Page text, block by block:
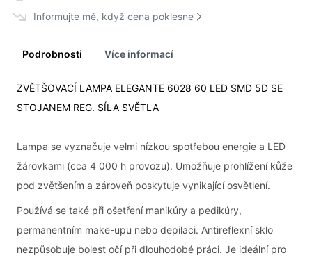
Informujte mě, když cena poklesne
Podrobnosti Více informací
ZVĚTŠOVACÍ LAMPA ELEGANTE 6028 60 LED SMD 5D SE
STOJANEM REG. SÍLA SVĚTLA
Lampa se vyznačuje velmi nízkou spotřebou energie a LED
žárovkami (cca 4 000 h provozu). Umožňuje prohlížení kůže
pod zvětšením a zároveň poskytuje vynikající osvětlení.
Používá se také při ošetření manikúry a pedikúry,
permanentním make-upu nebo depilaci. Antireflexní sklo
nezpůsobuje bolest očí při dlouhodobé práci. Je ideální pro